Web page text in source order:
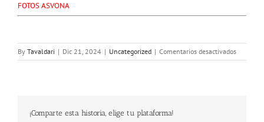
FOTOS ASVONA
By Tavaldari | Dic 21, 2024 | Uncategorized | Comentarios desactivadosen
XIII
¡Comparte esta historia, elige tu plataforma!